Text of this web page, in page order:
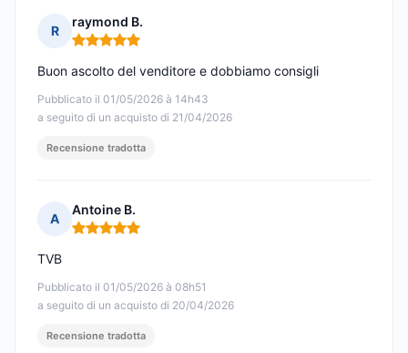
R
raymond B.
Nota: 5 su 5
Pubblicato il 01/05/2026 à 14h43
a seguito di un acquisto di 21/04/2026
Buon ascolto del venditore e dobbiamo consigli
Recensione tradotta
A
Antoine B.
Nota: 5 su 5
Pubblicato il 01/05/2026 à 08h51
a seguito di un acquisto di 20/04/2026
TVB
Recensione tradotta